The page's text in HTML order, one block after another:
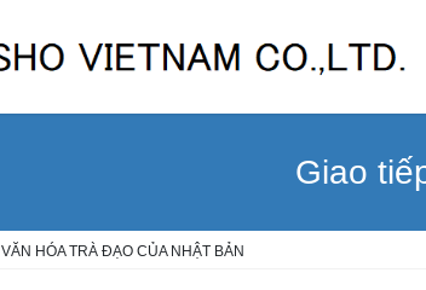
Giao
VĂN HÓA TRÀ ĐẠO CỦA NHẬT BẢN